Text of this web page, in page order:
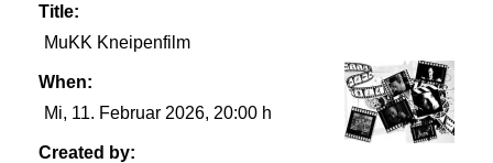
Title:
MuKK Kneipenfilm
When:
Mi, 11. Februar 2026, 20:00 h
Created by: